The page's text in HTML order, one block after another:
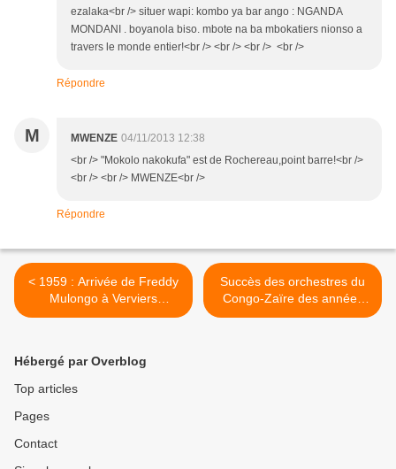
ezalaka<br /> situer wapi: kombo ya bar ango : NGANDA
MONDANI . boyanola biso. mbote na ba mbokatiers nionso a
travers le monde entier!<br /> <br /> <br /> <br />
Répondre
M MWENZE 04/11/2013 12:38
<br /> "Mokolo nakokufa" est de Rochereau,point barre!<br />
<br /> <br /> MWENZE<br />
Répondre
< 1959 : Arrivée de Freddy
Mulongo à Verviers
(Belgique)
Succès des orchestres du
Congo-Zaïre des années
’60 & ’70. >
Hébergé par Overblog
Top articles
Pages
Contact